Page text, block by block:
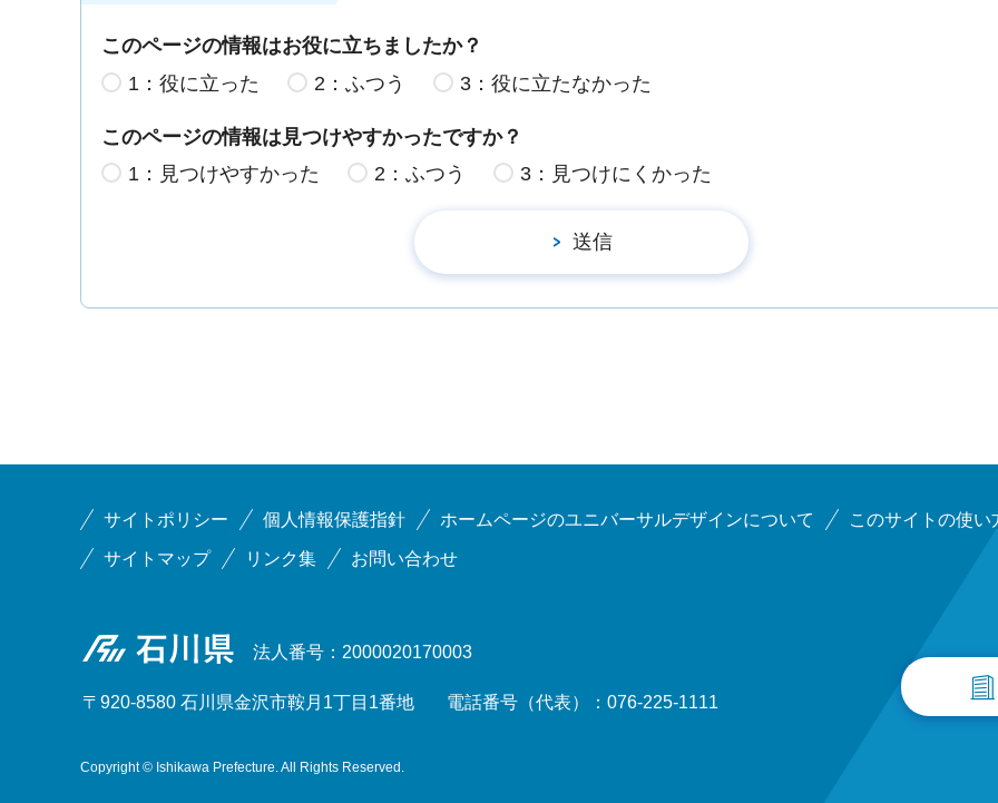
このページの情報はお役に立ちましたか？
1：役に立った
2：ふつう 3：役に立たなかった
このページの情報は見つけやすかったですか？
1：見つけやすかった
2：ふつう 3：見つけにくかった
サイトポリシー 個人情報保護指針 ホームページのユニバーサルデザインについて このサイトの使い
サイトマップ リンク集 お問い合わせ
石川県 法人番号：2000020170003
〒920-8580 石川県金沢市鞍月1丁目1番地 電話番号（代表）：076-225-1111
Copyright © Ishikawa Prefecture. All Rights Reserved.